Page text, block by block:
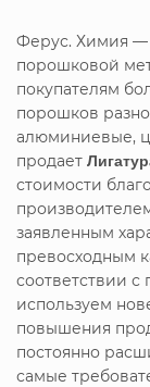
Ферус. Химия —
порошковой
покупателям
порошков
алюминиевые,
продает
стоимости
заявленным
превосходным
соответствии с
используем
повышения
постоянно
самые